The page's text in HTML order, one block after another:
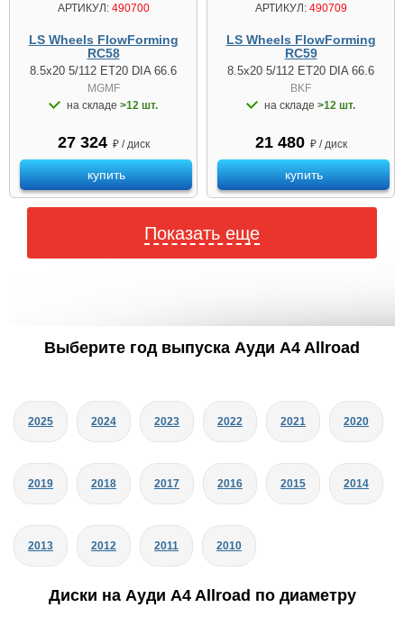
АРТИКУЛ:490700
LS Wheels FlowForming
RC58
8.5x20 5/112 ET20 DIA 66.6
MGMF
на складе >12 шт.
27 324 ₽ / диск
купить
АРТИКУЛ:490709
LS Wheels FlowForming
RC59
8.5x20 5/112 ET20 DIA 66.6
BKF
на складе >12 шт.
21 480 ₽ / диск
купить
Показать еще
Выберите год выпуска Ауди A4 Allroad
2025 2024 2023 2022 2021 2020
2019 2018 2017 2016 2015 2014
2013 2012 2011 2010
Диски на Ауди A4 Allroad по диаметру